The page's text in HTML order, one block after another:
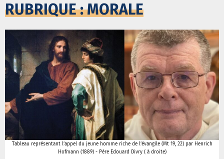
RUBRIQUE : MORALE
Tableau représentant l’appel du jeune homme riche de l’évangile (Mt 19, 22) par Henrich
Hofmann (1889) - Père Edouard Divry ( à droite)